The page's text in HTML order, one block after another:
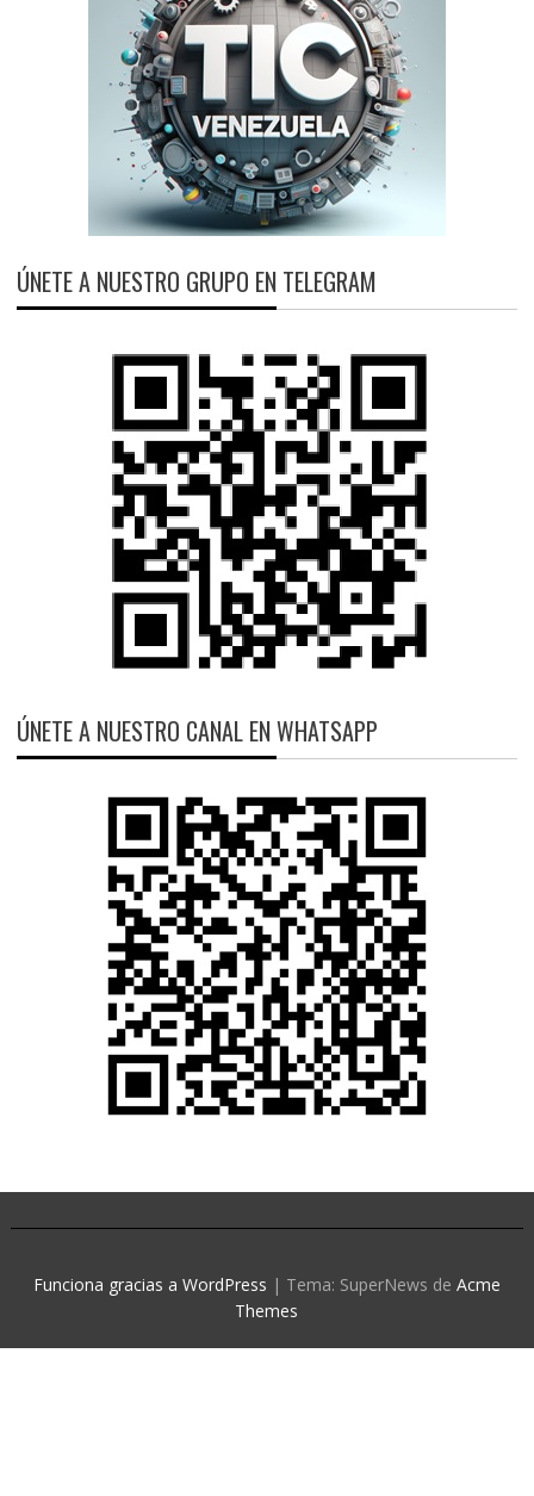
ÚNETE A NUESTRO GRUPO EN TELEGRAM
ÚNETE A NUESTRO CANAL EN WHATSAPP
Funciona gracias a WordPress | Tema: SuperNews de Acme
Themes